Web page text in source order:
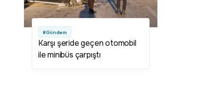
#Gündem
Karşı şeride geçen otomobil
ile minibüs çarpıştı